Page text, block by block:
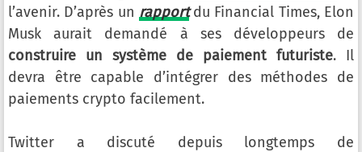
l’avenir. D’après un rapportdu Financial Times, Elon
Musk aurait demandé à ses développeurs de
construire un système de paiement futuriste. Il
devra être capable d’intégrer des méthodes de
paiements crypto facilement.
Twitter a discuté depuis longtemps de